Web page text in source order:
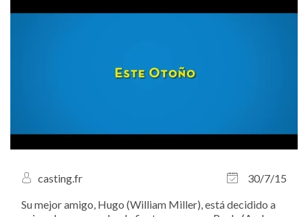
casting.fr
30/7/15
Su mejor amigo, Hugo (William Miller), está decidido a